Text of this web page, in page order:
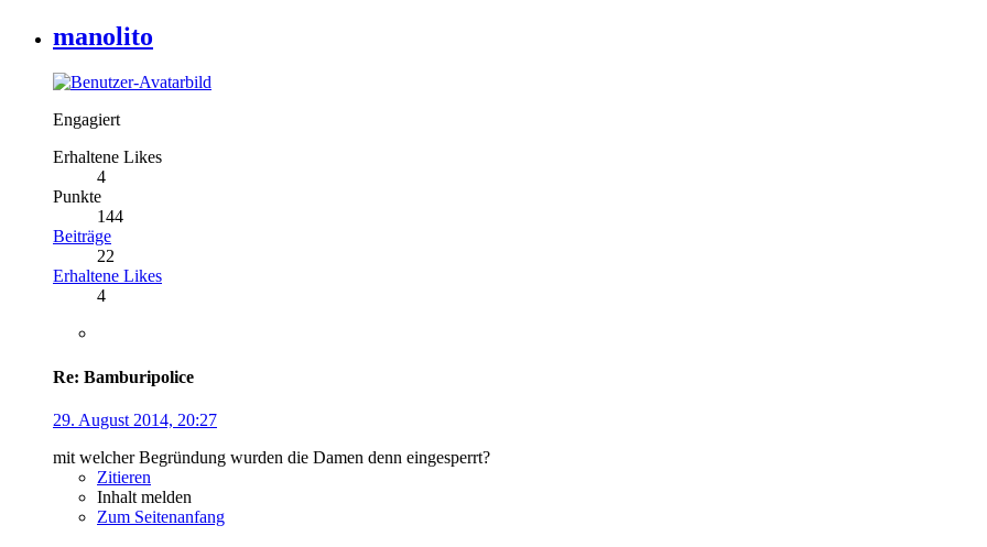
manolito
Engagiert
Erhaltene Likes
4
Punkte
144
Beiträge
22
Erhaltene Likes
4
Re: Bamburipolice
29. August 2014, 20:27
mit welcher Begründung wurden die Damen denn eingesperrt?
Zitieren
Inhalt melden
Zum Seitenanfang